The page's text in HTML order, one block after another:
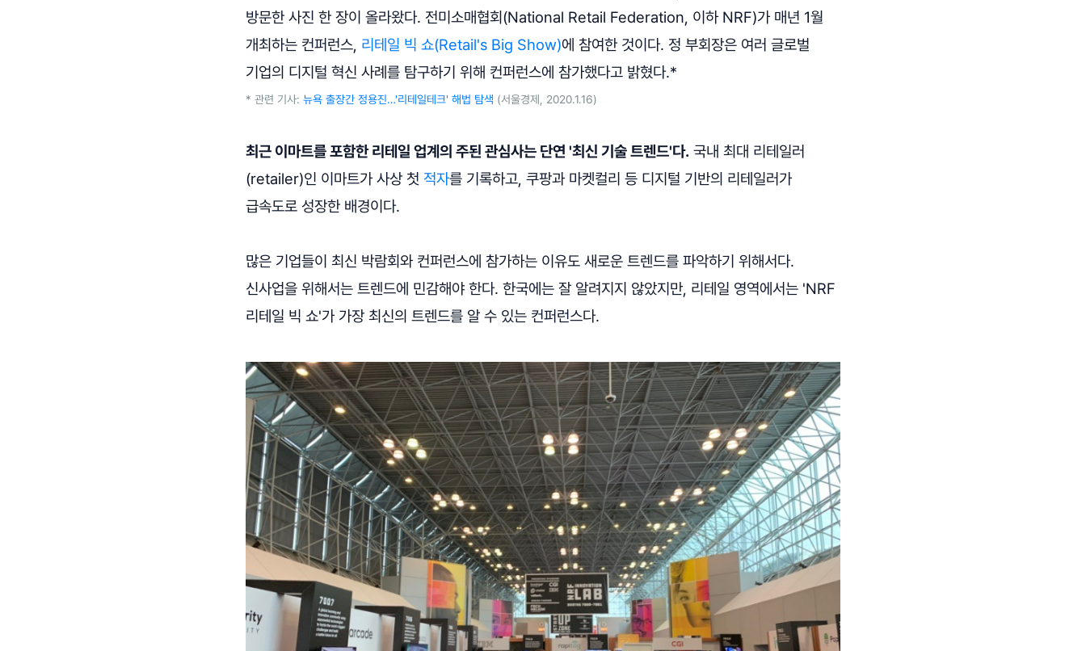
방문한 사진 한 장이 올라왔다. 전미소매협회(National Retail Federation, 이하 NRF)가 매년 1월
개최하는 컨퍼런스, 리테일 빅 쇼(Retail's Big Show)에 참여한 것이다. 정 부회장은 여러 글로벌
기업의 디지털 혁신 사례를 탐구하기 위해 컨퍼런스에 참가했다고 밝혔다.*
* 관련 기사: 뉴욕 출장간 정용진…'리테일테크' 해법 탐색 (서울경제, 2020.1.16)
최근 이마트를 포함한 리테일 업계의 주된 관심사는 단연 '최신 기술 트렌드'다. 국내 최대 리테일러
(retailer)인 이마트가 사상 첫 적자를 기록하고, 쿠팡과 마켓컬리 등 디지털 기반의 리테일러가
급속도로 성장한 배경이다.
많은 기업들이 최신 박람회와 컨퍼런스에 참가하는 이유도 새로운 트렌드를 파악하기 위해서다.
신사업을 위해서는 트렌드에 민감해야 한다. 한국에는 잘 알려지지 않았지만, 리테일 영역에서는 'NRF
리테일 빅 쇼'가 가장 최신의 트렌드를 알 수 있는 컨퍼런스다.